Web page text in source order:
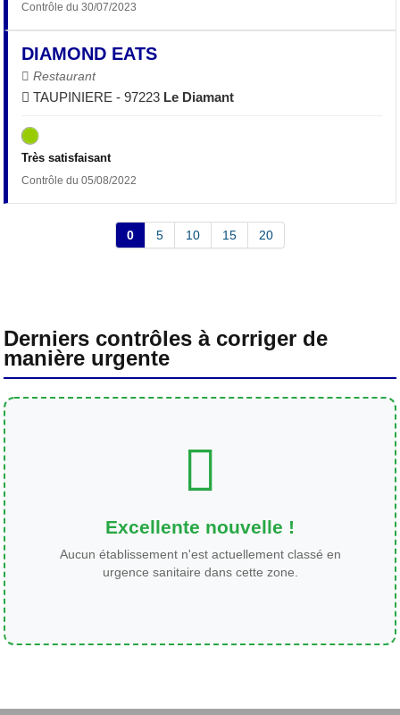
Contrôle du 30/07/2023
DIAMOND EATS
Restaurant
TAUPINIERE - 97223 Le Diamant
Très satisfaisant
Contrôle du 05/08/2022
0 5 10 15 20
Derniers contrôles à corriger de
manière urgente
Excellente nouvelle !
Aucun établissement n'est actuellement classé en
urgence sanitaire dans cette zone.